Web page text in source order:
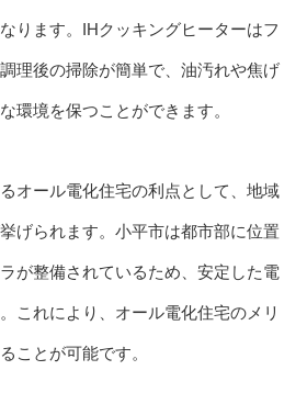
ります。IHクッキングヒーターはフ
理後の掃除が簡単で、油汚れや焦げ
環境を保つことができます。
オール電化住宅の利点として、地域
げられます。小平市は都市部に位置
が整備されているため、安定した電
これにより、オール電化住宅のメリ
ことが可能です。